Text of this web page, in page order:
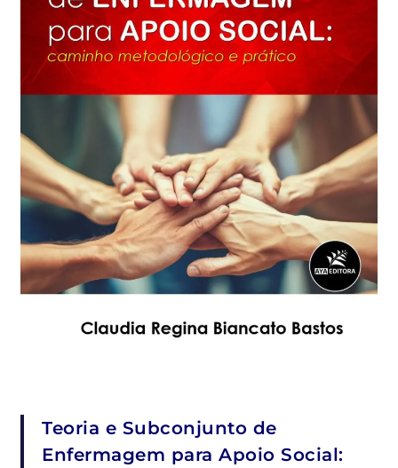
Teoria e Subconjunto de
Enfermagem para Apoio Social: